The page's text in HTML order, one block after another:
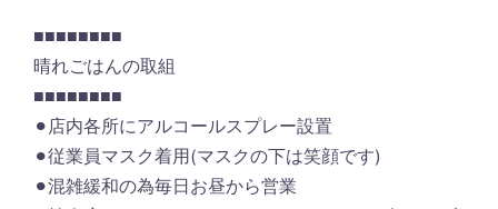
■■■■■■■■
晴れごはんの取組
■■■■■■■■
⚫︎店内各所にアルコールスプレー設置
⚫︎従業員マスク着用(マスクの下は笑顔です)
⚫︎混雑緩和の為毎日お昼から営業